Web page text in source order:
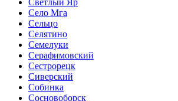
Село Мга
Сельцо
Селятино
Семелуки
Серафимовский
Сестрорецк
Сиверский
Собинка
Сосновоборск